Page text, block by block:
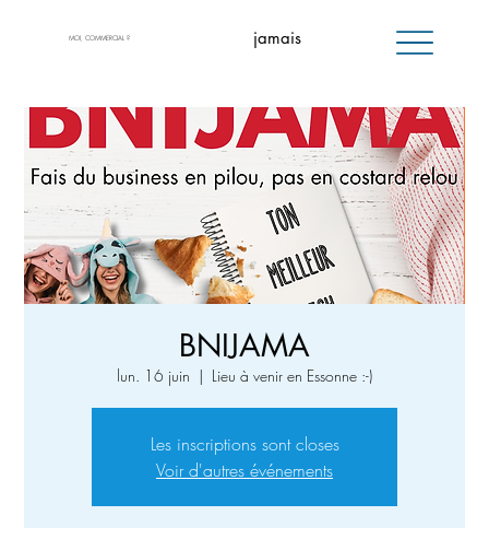
MOI, COMMERCIAL ? jamais
BNIJAMA
lun. 16 juin
  |
Lieu à venir en Essonne :-)
Les inscriptions sont closes
Voir d'autres événements